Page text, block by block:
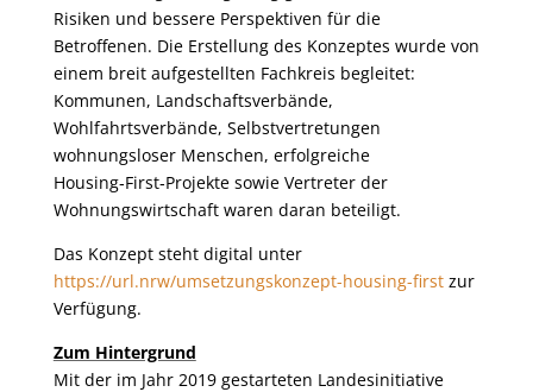
Risiken und bessere Perspektiven für die
Betroffenen. Die Erstellung des Konzeptes wurde von
einem breit aufgestellten Fachkreis begleitet:
Kommunen, Landschaftsverbände,
Wohlfahrtsverbände, Selbstvertretungen
wohnungsloser Menschen, erfolgreiche
Housing‑First‑Projekte sowie Vertreter der
Wohnungswirtschaft waren daran beteiligt.
Das Konzept steht digital unter
https://url.nrw/umsetzungskonzept-housing-firstzur
Verfügung.
Zum Hintergrund
Mit der im Jahr 2019 gestarteten Landesinitiative